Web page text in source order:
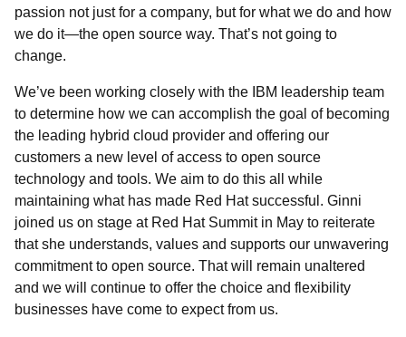
passion not just for a company, but for what we do and how
we do it—the open source way. That’s not going to
change.
We’ve been working closely with the IBM leadership team
to determine how we can accomplish the goal of becoming
the leading hybrid cloud provider and offering our
customers a new level of access to open source
technology and tools. We aim to do this all while
maintaining what has made Red Hat successful. Ginni
joined us on stage at Red Hat Summit in May to reiterate
that she understands, values and supports our unwavering
commitment to open source. That will remain unaltered
and we will continue to offer the choice and flexibility
businesses have come to expect from us.